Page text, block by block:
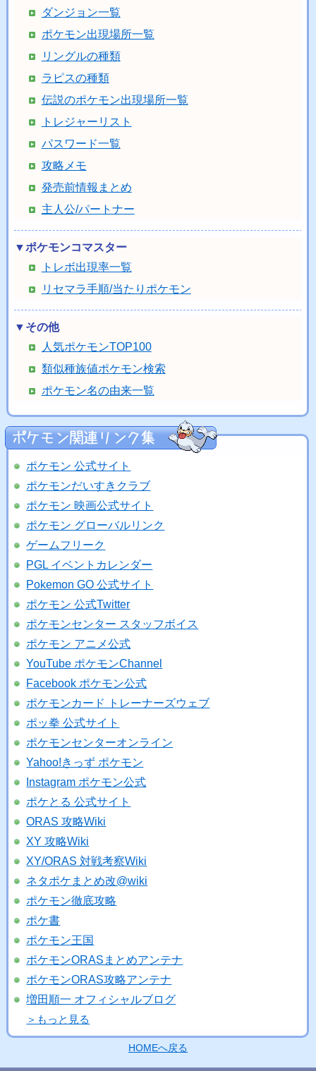
ダンジョン一覧
ポケモン出現場所一覧
リングルの種類
ラピスの種類
伝説のポケモン出現場所一覧
トレジャーリスト
パスワード一覧
攻略メモ
発売前情報まとめ
主人公/パートナー
▼ポケモンコマスター
トレボ出現率一覧
リセマラ手順/当たりポケモン
▼その他
人気ポケモンTOP100
類似種族値ポケモン検索
ポケモン名の由来一覧
ポケモン 公式サイト
ポケモンだいすきクラブ
ポケモン 映画公式サイト
ポケモン グローバルリンク
ゲームフリーク
PGL イベントカレンダー
Pokemon GO 公式サイト
ポケモン 公式Twitter
ポケモンセンター スタッフボイス
ポケモン アニメ公式
YouTube ポケモンChannel
Facebook ポケモン公式
ポケモンカード トレーナーズウェブ
ポッ拳 公式サイト
ポケモンセンターオンライン
Yahoo!きっず ポケモン
Instagram ポケモン公式
ポケとる 公式サイト
ORAS 攻略Wiki
XY 攻略Wiki
XY/ORAS 対戦考察Wiki
ネタポケまとめ改@wiki
ポケモン徹底攻略
ポケ書
ポケモン王国
ポケモンORASまとめアンテナ
ポケモンORAS攻略アンテナ
増田順一 オフィシャルブログ
＞もっと見る
HOMEへ戻る